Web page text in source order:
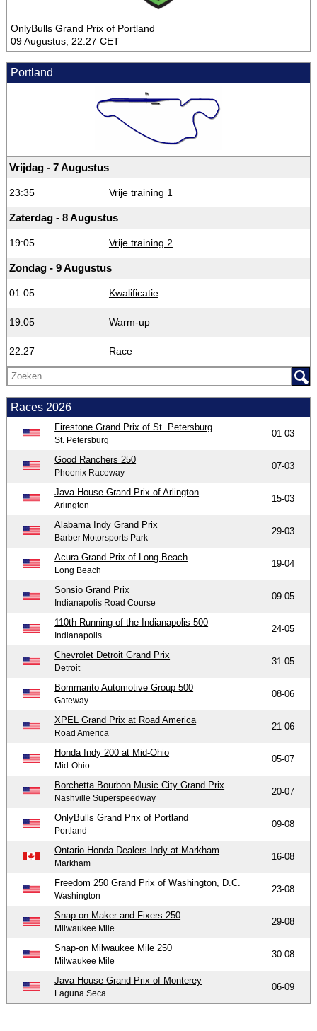
OnlyBulls Grand Prix of Portland
09 Augustus, 22:27 CET
Portland
Vrijdag - 7 Augustus
23:35 Vrije training 1
Zaterdag - 8 Augustus
19:05 Vrije training 2
Zondag - 9 Augustus
01:05 Kwalificatie
19:05 Warm-up
22:27 Race
Races 2026
Firestone Grand Prix of St. Petersburg
St. Petersburg
01-03
Good Ranchers 250
Phoenix Raceway
07-03
Java House Grand Prix of Arlington
Arlington
15-03
Alabama Indy Grand Prix
Barber Motorsports Park
29-03
Acura Grand Prix of Long Beach
Long Beach
19-04
Sonsio Grand Prix
Indianapolis Road Course
09-05
110th Running of the Indianapolis 500
Indianapolis
24-05
Chevrolet Detroit Grand Prix
Detroit
31-05
Bommarito Automotive Group 500
Gateway
08-06
XPEL Grand Prix at Road America
Road America
21-06
Honda Indy 200 at Mid-Ohio
Mid-Ohio
05-07
Borchetta Bourbon Music City Grand Prix
Nashville Superspeedway
20-07
OnlyBulls Grand Prix of Portland
Portland
09-08
Ontario Honda Dealers Indy at Markham
Markham
16-08
Freedom 250 Grand Prix of Washington, D.C.
Washington
23-08
Snap-on Maker and Fixers 250
Milwaukee Mile
29-08
Snap-on Milwaukee Mile 250
Milwaukee Mile
30-08
Java House Grand Prix of Monterey
Laguna Seca
06-09